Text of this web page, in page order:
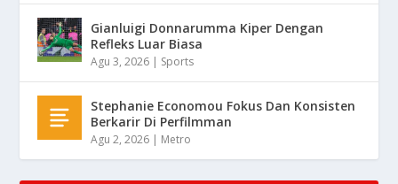
Gianluigi Donnarumma Kiper Dengan
Refleks Luar Biasa
Agu 3, 2026 | Sports
Stephanie Economou Fokus Dan Konsisten
Berkarir Di Perfilmman
Agu 2, 2026 | Metro